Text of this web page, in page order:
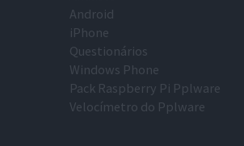
Android
iPhone
Questionários
Windows Phone
Pack Raspberry Pi Pplware
Velocímetro do Pplware